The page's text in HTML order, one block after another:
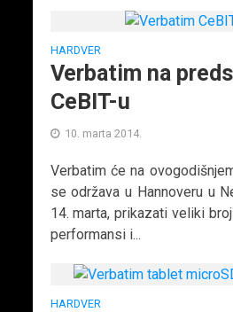
HARDVER
Verbatim na
CeBIT-u
10. marta 2014.
Verbatim će na
se održava u Hannoveru u
14. marta, prikazati veliki
performansi i...
HARDVER